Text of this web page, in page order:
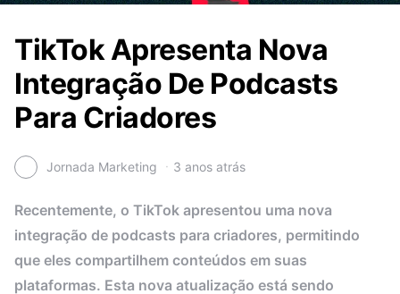
TikTok Apresenta Nova
Integração De Podcasts
Para Criadores
Jornada Marketing 3 anos atrás
Recentemente, o TikTok apresentou uma nova
integração de podcasts para criadores, permitindo
que eles compartilhem conteúdos em suas
plataformas. Esta nova atualização está sendo